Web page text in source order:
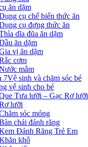
ăn dặm
cụ chế biến thức ăn
cụ đựng thức ăn
dĩa đũa ăn dặm
ăn dặm
vị ăn dặm
cơm
mắm
Vệ sinh và chăm sóc bé
vệ sinh cho bé
Tưa lưỡi – Gạc Rơ lưỡi
lưỡi
sóc móng
chải đánh răng
Đánh Răng Trẻ Em
khô